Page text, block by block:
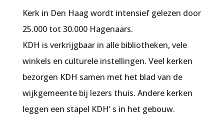
Kerk in Den Haag wordt intensief gelezen door
25.000 tot 30.000 Hagenaars.
KDH is verkrijgbaar in alle bibliotheken, vele
winkels en culturele instellingen. Veel kerken
bezorgen KDH samen met het blad van de
wijkgemeente bij lezers thuis. Andere kerken
leggen een stapel KDH’ s in het gebouw.